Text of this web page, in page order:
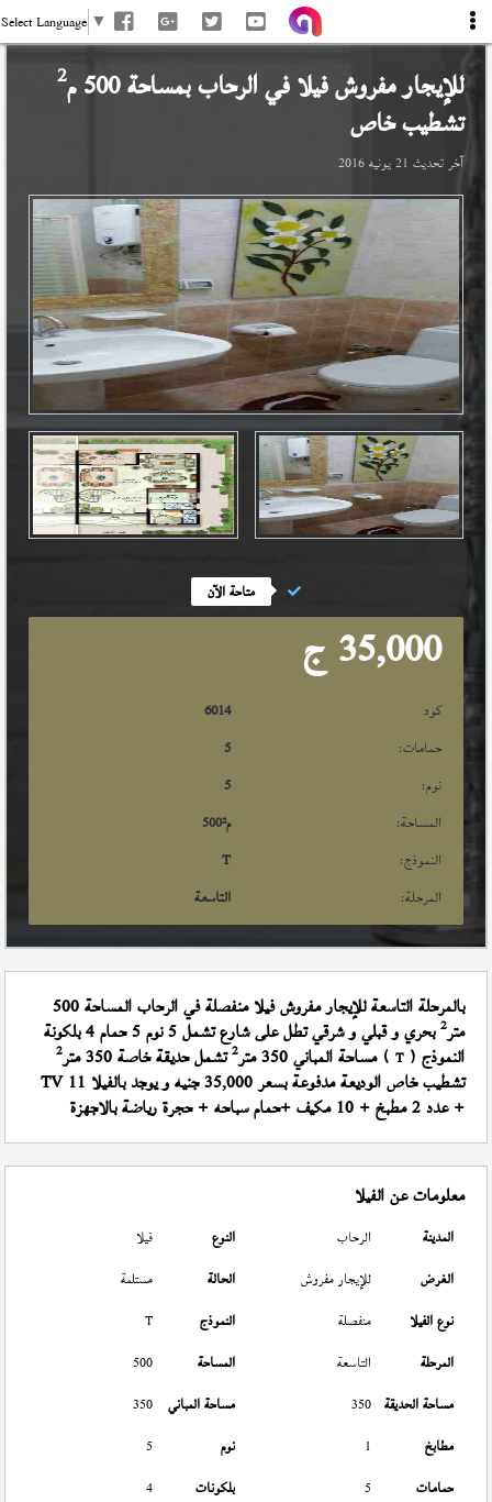
Select Language ▼
للإيجار مفروش فيلا فيالرحاببمساحة 500 م 2
تشطيب خاص
آخر تحديث 21 يونيه 2016
متاحة الآن
35,000 ج
كود
6014
حمامات:
5
نوم:
5
المساحة:
500م²
النموذج:
T
المرحلة:
التاسعة
بالمرحلة التاسعة للإيجار مفروش فيلا منفصلة في الرحاب المساحة 500
متر2 بحري و قبلي و شرقي تطل على شارع تشمل 5 نوم 5 حمام 4 بلكونة
النموذج (T ) مساحة المباني 350 متر 2تشمل حديقة خاصة 350 متر 2
تشطيب خاص الوديعة مدفوعة بسعر 35,000 جنيه و يوجد بالفيلا 11 TV
+ عدد 2 مطبخ + 10 مكيف +حمام سباحه + حجرة رياضة بالاجهزة
معلومات عن الفيلا
المدينة الرحاب النوع
فيلا
الغرض
للإيجار مفروش الحالة
مستلمة
نوع الفيلا
منفصلة النموذج
T
المرحلة
التاسعة المساحة
500
مساحة الحديقة 350 مساحة المباني 350
مطابخ
1 نوم
5
حمامات
5 بلكونات
4